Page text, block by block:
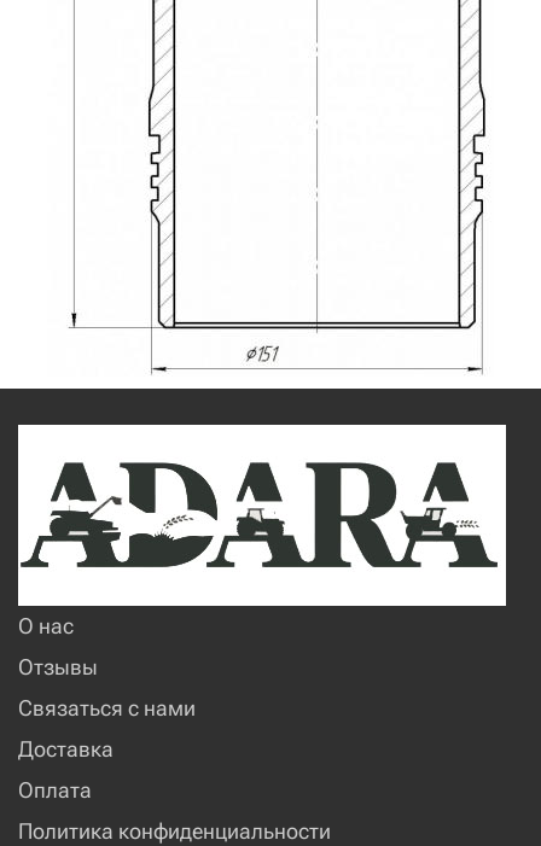
О нас
Отзывы
Связаться с нами
Доставка
Оплата
Политика конфиденциальности